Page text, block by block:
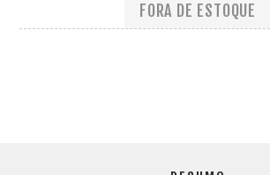
FORA DE ESTOQUE